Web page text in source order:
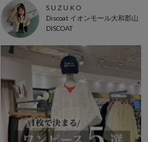
S U Z U K O
Discoat イオンモール大和郡山
DISCOAT